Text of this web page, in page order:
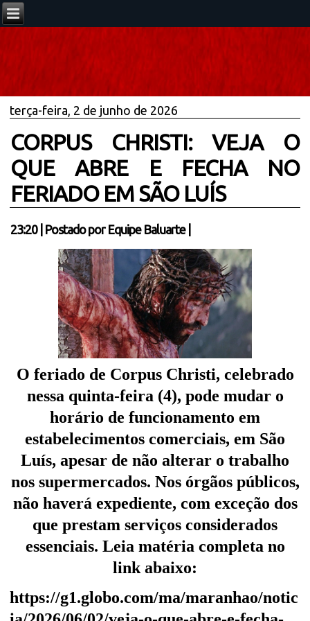
terça-feira, 2 de junho de 2026
CORPUS CHRISTI: VEJA O
QUE ABRE E FECHA NO
FERIADO EM SÃO LUÍS
23:20| Postado por Equipe Baluarte
O feriado de Corpus Christi, celebrado
nessa quinta-feira (4), pode mudar o
horário de funcionamento em
estabelecimentos comerciais, em São
Luís, apesar de não alterar o trabalho
nos supermercados. Nos órgãos públicos,
não haverá expediente, com exceção dos
que prestam serviços considerados
essenciais. Leia matéria completa no
link abaixo:
https://g1.globo.com/ma/maranhao/notic